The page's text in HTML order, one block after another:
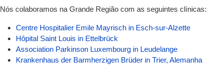
Nós colaboramos na Grande Região com as seguintes clínicas:
Centre Hospitalier Emile Mayrisch in Esch-sur-Alzette
Hôpital Saint Louis in Ettelbrück
Association Parkinson Luxembourg in Leudelange
Krankenhaus der Barmherzigen Brüder in Trier, Alemanha